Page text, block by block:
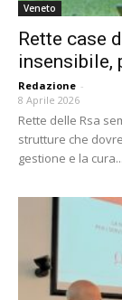
Veneto
Rette case
insensibile,
Redazione -
8 Aprile 2026
Rette delle Rsa
strutture che
gestione e la cura...